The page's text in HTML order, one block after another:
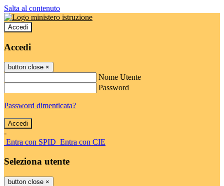
Salta al contenuto
Accedi
Accedi
button close ×
Nome Utente
Password
Password dimenticata?
-
Entra con SPID Entra con CIE
Seleziona utente
button close ×